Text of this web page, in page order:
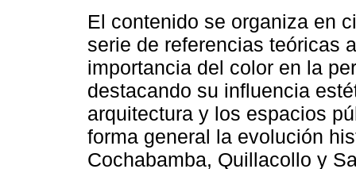
El contenido se organiza en
serie de referencias teóricas
importancia del color en la
destacando su influencia
arquitectura y los espacios
forma general la evolución
Cochabamba, Quillacollo y